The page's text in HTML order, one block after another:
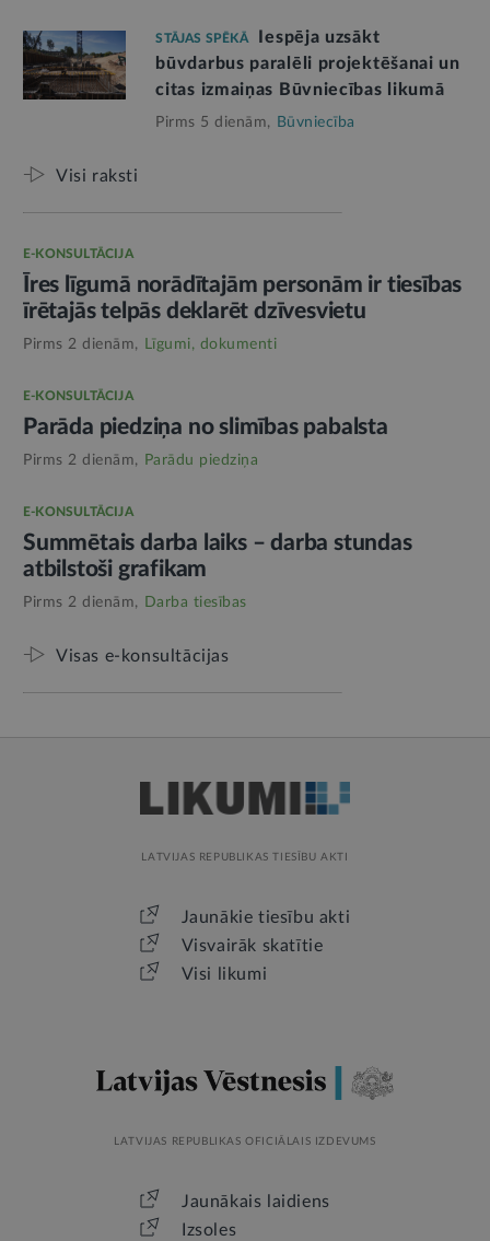
STĀJAS SPĒKĀ
Iespēja uzsākt
būvdarbus paralēli projektēšanai un
citas izmaiņas Būvniecības likumā
Pirms 5 dienām, Būvniecība
Visi raksti
E-KONSULTĀCIJA
Īres līgumā norādītajām personām ir tiesības
īrētajās telpās deklarēt dzīvesvietu
Pirms 2 dienām, Līgumi, dokumenti
E-KONSULTĀCIJA
Parāda piedziņa no slimības pabalsta
Pirms 2 dienām, Parādu piedziņa
E-KONSULTĀCIJA
Summētais darba laiks – darba stundas
atbilstoši grafikam
Pirms 2 dienām, Darba tiesības
Visas e-konsultācijas
LATVIJAS REPUBLIKAS TIESĪBU AKTI
Jaunākie tiesību akti
Visvairāk skatītie
Visi likumi
LATVIJAS REPUBLIKAS OFICIĀLAIS IZDEVUMS
Jaunākais laidiens
Izsoles